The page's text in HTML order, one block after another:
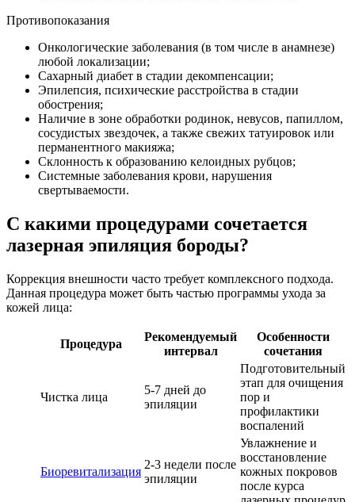
Противопоказания
Онкологические заболевания (в том числе в анамнезе)
любой локализации;
Сахарный диабет в стадии декомпенсации;
Эпилепсия, психические расстройства в стадии
обострения;
Наличие в зоне обработки родинок, невусов, папиллом,
сосудистых звездочек, а также свежих татуировок или
перманентного макияжа;
Склонность к образованию келоидных рубцов;
Системные заболевания крови, нарушения
свертываемости.
С какими процедурами сочетается
лазерная эпиляция бороды?
Коррекция внешности часто требует комплексного подхода.
Данная процедура может быть частью программы ухода за
кожей лица:
Процедура
Рекомендуемый
интервал
Особенности
сочетания
Чистка лица
5-7 дней до
эпиляции
Подготовительный
этап для очищения
пор и
профилактики
воспалений
Биоревитализация
2-3 недели после
эпиляции
Увлажнение и
восстановление
кожных покровов
после курса